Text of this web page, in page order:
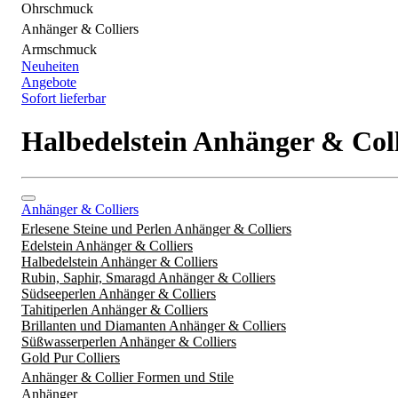
Ohrschmuck
Anhänger & Colliers
Armschmuck
Neuheiten
Angebote
Sofort lieferbar
Halbedelstein Anhänger &
Anhänger & Colliers
Erlesene Steine und Perlen Anhänger & Colliers
Edelstein Anhänger & Colliers
Halbedelstein Anhänger & Colliers
Rubin, Saphir, Smaragd Anhänger & Colliers
Südseeperlen Anhänger & Colliers
Tahitiperlen Anhänger & Colliers
Brillanten und Diamanten Anhänger & Colliers
Süßwasserperlen Anhänger & Colliers
Gold Pur Colliers
Anhänger & Collier Formen und Stile
Anhänger